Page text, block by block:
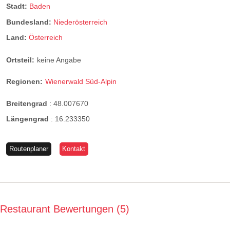
Stadt: Baden
Bundesland: Niederösterreich
Land: Österreich
Ortsteil: keine Angabe
Regionen: Wienerwald Süd-Alpin
Breitengrad : 48.007670
Längengrad : 16.233350
Routenplaner Kontakt
Restaurant Bewertungen 5